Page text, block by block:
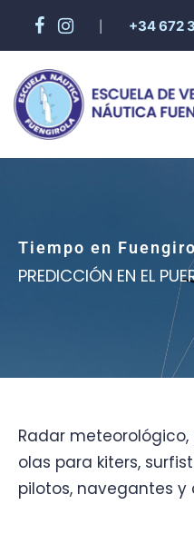
+34 672
Tiempo en
PREDICCIÓN EN EL
Radar
olas para kiters,
pilotos, navegantes y